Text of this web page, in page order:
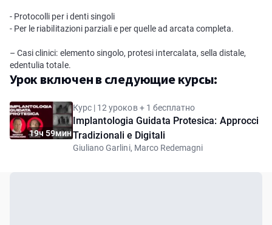
- Protocolli per i denti singoli
- Per le riabilitazioni parziali e per quelle ad arcata completa.
– Casi clinici: elemento singolo, protesi intercalata, sella distale,
edentulia totale.
Урок включен в следующие курсы:
19ч 59мин
Курс | 12 уроков + 1 бесплатно
Implantologia Guidata Protesica: Approcci
Tradizionali e Digitali
Giuliano Garlini, Marco Redemagni